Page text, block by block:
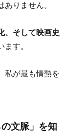
りません。
、そして映画史
す。
私が最も情熱を
文脈」を知